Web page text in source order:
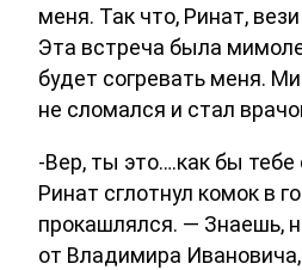
меня. Так что, Ринат,
Эта встреча была
будет согревать меня.
не сломался и стал
-Вер, ты это….как бы тебе
Ринат сглотнул комок в
прокашлялся. — Знаешь,
от Владимира